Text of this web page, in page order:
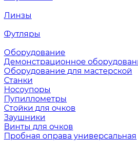
Линзы
Футляры
Оборудование
Демонстрационное
Оборудование для мастерской
Станки
Носоупоры
Пупиллометры
Стойки для очков
Заушники
Винты для очков
Пробная оправа универсальная